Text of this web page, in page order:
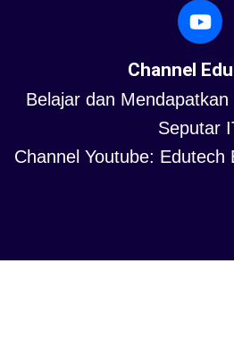
Channel
Belajar dan
Seputar
Channel Youtube: Edutech